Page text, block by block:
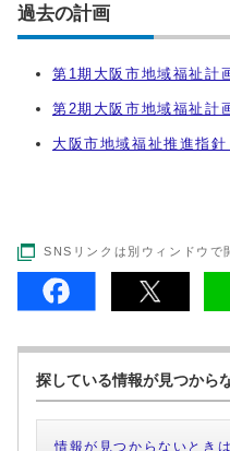
過去の計画
第1期大阪市地域福祉計
第2期大阪市地域福祉計
大阪市地域福祉推進指
SNSリンクは別ウィンドウで
探している情報が見つから
情報が見つからないときは